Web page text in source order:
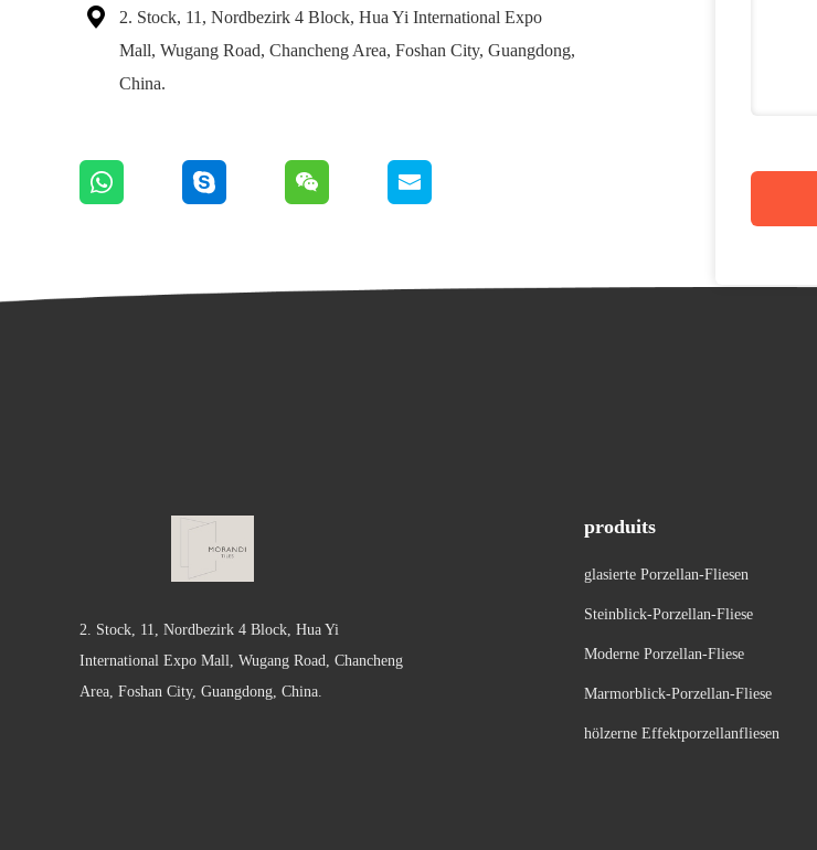

2. Stock, 11, Nordbezirk 4 Block, Hua Yi International Expo
Mall, Wugang Road, Chancheng Area, Foshan City, Guangdong,
China.
2. Stock, 11, Nordbezirk 4 Block, Hua Yi
International Expo Mall, Wugang Road, Chancheng
Area, Foshan City, Guangdong, China.
produits
glasierte Porzellan-Fliesen
Steinblick-Porzellan-Fliese
Moderne Porzellan-Fliese
Marmorblick-Porzellan-Fliese
hölzerne Effektporzellanfliesen